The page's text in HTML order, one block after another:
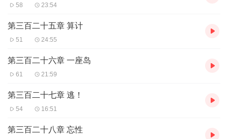
58 23:54
第三百二十五章 算计
51 24:55
第三百二十六章 一座岛
61 21:59
第三百二十七章 逃！
54 16:51
第三百二十八章 忘性